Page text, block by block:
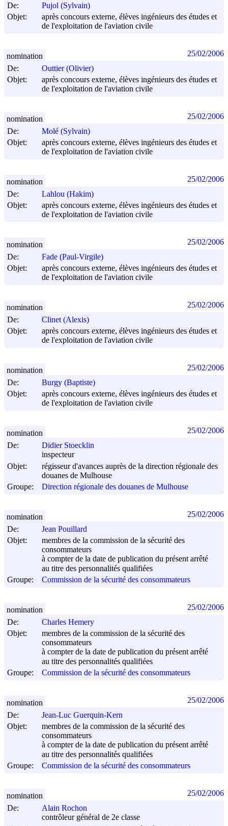
De:
Pujol (Sylvain)
Objet:
après concours externe, élèves ingénieurs des études et
de l'exploitation de l'aviation civile
De:
Outtier (Olivier)
Objet:
après concours externe, élèves ingénieurs des études et
de l'exploitation de l'aviation civile
nomination 25/02/2006
De:
Molé (Sylvain)
Objet:
après concours externe, élèves ingénieurs des études et
de l'exploitation de l'aviation civile
nomination 25/02/2006
De:
Lahlou (Hakim)
Objet:
après concours externe, élèves ingénieurs des études et
de l'exploitation de l'aviation civile
nomination 25/02/2006
De:
Fade (Paul-Virgile)
Objet:
après concours externe, élèves ingénieurs des études et
de l'exploitation de l'aviation civile
nomination 25/02/2006
De:
Clinet (Alexis)
Objet:
après concours externe, élèves ingénieurs des études et
de l'exploitation de l'aviation civile
nomination 25/02/2006
De:
Burgy (Baptiste)
Objet:
après concours externe, élèves ingénieurs des études et
de l'exploitation de l'aviation civile
nomination 25/02/2006
De:
Didier Stoecklin
inspecteur
Objet:
régisseur d'avances auprès de la direction régionale des
douanes de Mulhouse
Groupe:
Direction régionale des douanes de Mulhouse
nomination 25/02/2006
De:
Jean Pouillard
Objet:
membres de la commission de la sécurité des
consommateurs
à compter de la date de publication du présent arrêté
au titre des personnalités qualifiées
Groupe:
Commission de la sécurité des consommateurs
nomination 25/02/2006
De:
Charles Hemery
Objet:
membres de la commission de la sécurité des
consommateurs
à compter de la date de publication du présent arrêté
au titre des personnalités qualifiées
Groupe:
Commission de la sécurité des consommateurs
nomination 25/02/2006
De:
Jean-Luc Guerquin-Kern
Objet:
membres de la commission de la sécurité des
consommateurs
à compter de la date de publication du présent arrêté
au titre des personnalités qualifiées
Groupe:
Commission de la sécurité des consommateurs
nomination 25/02/2006
De:
Alain Rochon
contrôleur général de 2e classe
nomination 25/02/2006